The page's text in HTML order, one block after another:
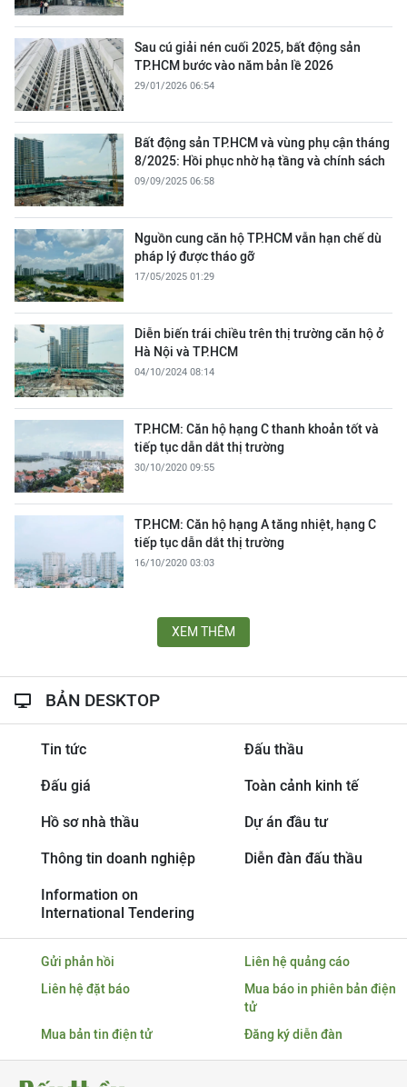
Sau cú giải nén cuối 2025, bất động sản
TP.HCM bước vào năm bản lề 2026
29/01/2026 06:54
Bất động sản TP.HCM và vùng phụ cận tháng
8/2025: Hồi phục nhờ hạ tầng và chính sách
09/09/2025 06:58
Nguồn cung căn hộ TP.HCM vẫn hạn chế dù
pháp lý được tháo gỡ
17/05/2025 01:29
Diễn biến trái chiều trên thị trường căn hộ ở
Hà Nội và TP.HCM
04/10/2024 08:14
TP.HCM: Căn hộ hạng C thanh khoản tốt và
tiếp tục dẫn dắt thị trường
30/10/2020 09:55
TP.HCM: Căn hộ hạng A tăng nhiệt, hạng C
tiếp tục dẫn dắt thị trường
16/10/2020 03:03
XEM THÊM
BẢN DESKTOP
Tin tức Đấu thầu
Đấu giá Toàn cảnh kinh tế
Hồ sơ nhà thầu Dự án đầu tư
Thông tin doanh nghiệp Diễn đàn đấu thầu
Information on
International Tendering
Gửi phản hồi
Liên hệ quảng cáo
Liên hệ đặt báo
Mua báo in phiên bản điện
tử
Mua bản tin điện tử
Đăng ký diễn đàn